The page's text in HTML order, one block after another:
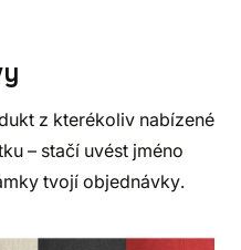
z kterékoliv nabízené
– stačí uvést jméno
tvojí objednávky.